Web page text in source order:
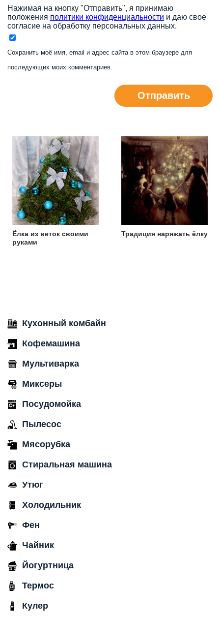
Нажимая на кнопку "Отправить", я принимаю
положения политики конфиденциальности и даю свое
согласие на обработку персональных данных.
Сохранить моё имя, email и адрес сайта в этом браузере для
последующих моих комментариев.
Отправить
Ёлка из веток своими
руками
Традиция наряжать ёлку
Кухонный комбайн
Кофемашина
Мультиварка
Миксеры
Посудомойка
Пылесос
Мясорубка
Стиральная машина
Утюг
Холодильник
Фен
Чайник
Йогуртница
Термос
Кулер